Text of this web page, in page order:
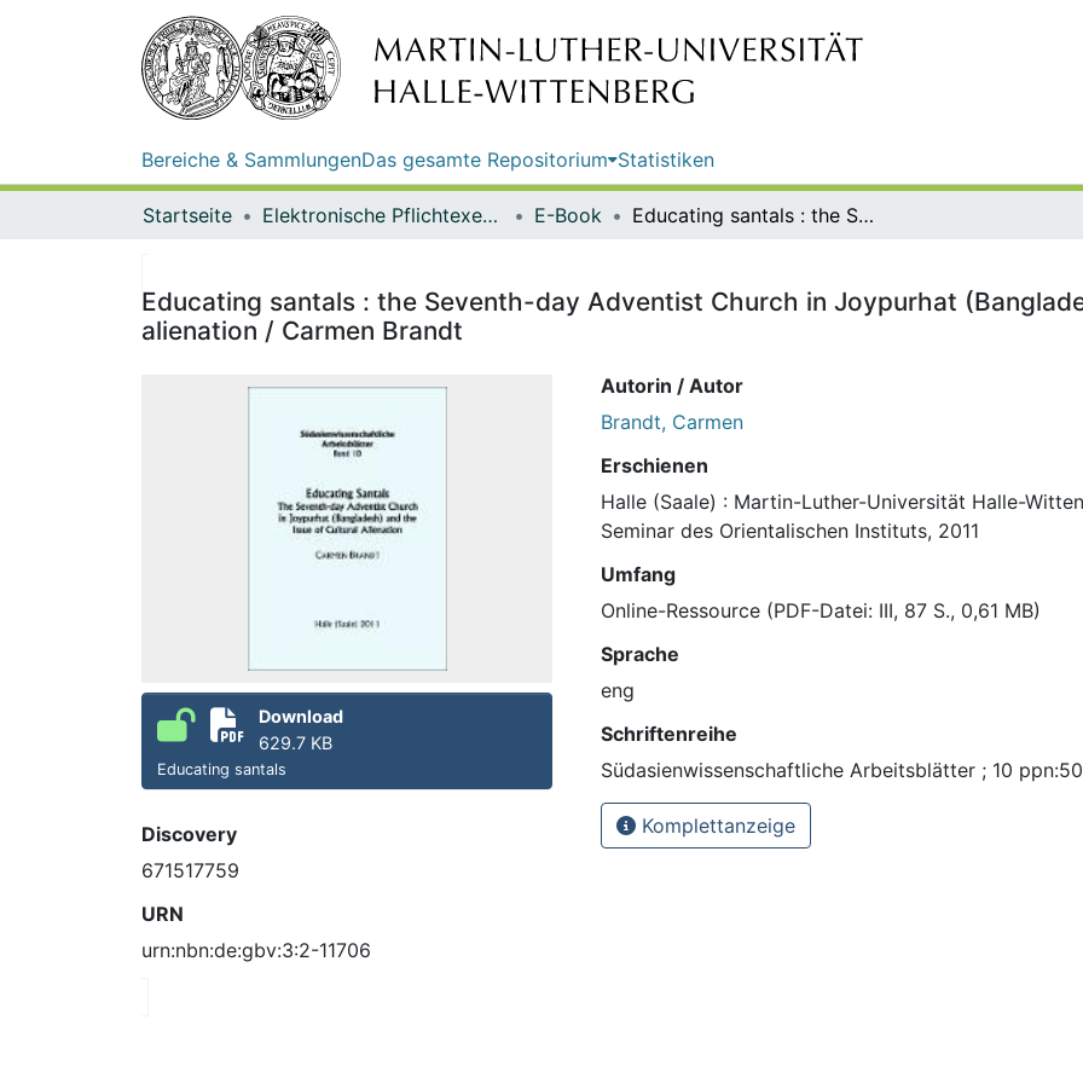
Bereiche & SammlungenDas gesamte Repositorium Statistiken
Startseite Elektronische Pflichtexemplare E-Book Educating santals : the Seventh-day Adventist Church in Joypurhat (Bangladesh) and the issue of cultural alienation / Carmen Brandt
Educating santals : the Seventh-day Adventist Church in Joypurhat
alienation / Carmen Brandt
Download
629.7 KB
Educating santals
Discovery
671517759
URN
urn:nbn:de:gbv:3:2-11706
Autorin / Autor
Brandt, Carmen
Erschienen
Halle (Saale) : Martin-Luther-Universität Halle-
Seminar des Orientalischen Instituts, 2011
Umfang
Online-Ressource (PDF-Datei: III, 87 S., 0,61 MB)
Sprache
eng
Schriftenreihe
Südasienwissenschaftliche Arbeitsblätter ; 10
Komplettanzeige